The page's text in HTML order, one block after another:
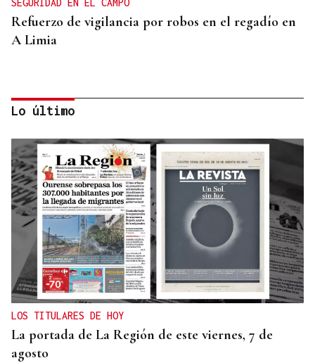
SEGURIDAD EN EL CAMPO
Refuerzo de vigilancia por robos en el regadío en
A Limia
CONTROL DE POBOACIÓN
A Limia, “zona cero” para o censo das aves galegas
Lo último
LOS TITULARES DE HOY
La portada de La Región de este viernes, 7 de
agosto